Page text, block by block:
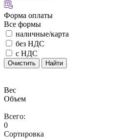
Форма оплаты
Все формы
наличные/карта
без НДС
с НДС
Очистить Найти
Вес
Объем
Всего:
0
Сортировка